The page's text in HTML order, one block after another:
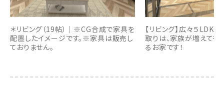
＊リビング（19帖）｜※CG合成で家具を
配置したイメージです。※家具は販売し
ておりません。
【リビング】広々５LDK＋
取りは、家族が増えても
るお家です！